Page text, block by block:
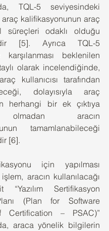
TQL-5 seviyesindeki
kalifikasyonunun araç
süreçleri odaklı olduğu
[5]. Ayrıca TQL-5
karşılanması beklenilen
olarak incelendiğinde,
kullanıcısı tarafından
dolayısıyla araç
herhangi bir ek çıktıya
aracın
tamamlanabileceği
[6].
için yapılması
aracın kullanılacağı
Sertifikasyon
(Plan for Software
Certification – PSAC)”
araca yönelik bilgilerin